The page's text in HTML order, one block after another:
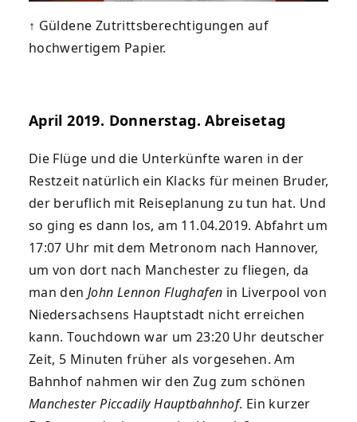
↑ Güldene Zutrittsberechtigungen auf
hochwertigem Papier.
April 2019. Donnerstag. Abreisetag
Die Flüge und die Unterkünfte waren in der
Restzeit natürlich ein Klacks für meinen Bruder,
der beruflich mit Reiseplanung zu tun hat. Und
so ging es dann los, am 11.04.2019. Abfahrt um
17:07 Uhr mit dem Metronom nach Hannover,
um von dort nach Manchester zu fliegen, da
man denJohn Lennon Flughafen in Liverpool von
Niedersachsens Hauptstadt nicht erreichen
kann. Touchdown war um 23:20 Uhr deutscher
Zeit, 5 Minuten früher als vorgesehen. Am
Bahnhof nahmen wir den Zug zum schönen
Manchester Piccadily Hauptbahnhof. Ein kurzer